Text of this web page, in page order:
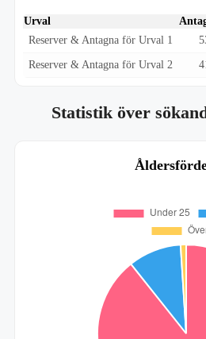
Urval
Reserver & Antagna för Urval 1
Reserver & Antagna för Urval 2
Statistik över